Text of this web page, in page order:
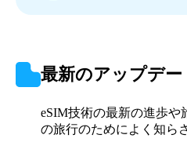
最新のアップデー
eSIM技術の最新の進歩や
の旅行のためによく知ら